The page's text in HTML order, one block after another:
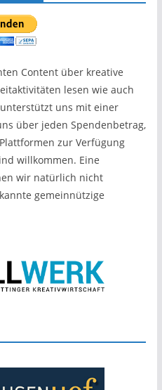
Content über kreative
lesen wie auch
uns mit einer
über jeden Spendenbetrag,
zur Verfügung
willkommen. Eine
wir natürlich nicht
gemeinnützige